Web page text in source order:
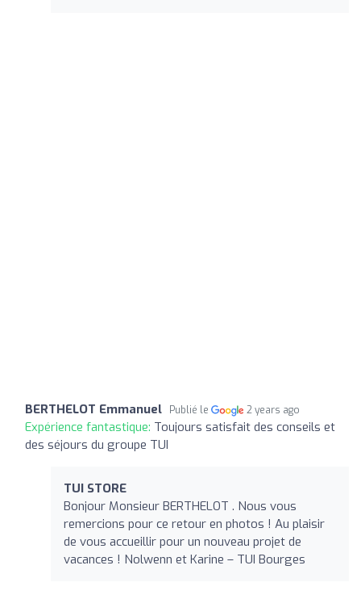
BERTHELOT Emmanuel Publié le 2 years ago
Expérience fantastique: Toujours satisfait des conseils et
des séjours du groupe TUI
TUI STORE
Bonjour Monsieur BERTHELOT . Nous vous
remercions pour ce retour en photos ! Au plaisir
de vous accueillir pour un nouveau projet de
vacances ! Nolwenn et Karine – TUI Bourges